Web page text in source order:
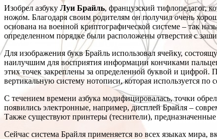
Изобрел азбуку Луи Брайль, французский тифлопедагог,
ножом. Благодаря своим родителям он получил очень
основана на военной криптографической системе – так
определенном порядке были расположены отверстия с
Для изображения букв Брайль использовал ячейку,
наилучшим для восприятия информации кончиками
этих точек закреплены за определенной буквой и цифрой.
вертикальную систему нотописи, которая используется по
С течением времени азбука модифицировалась, точки
появились электронные, например, дисплей Брайля –
Также существуют принтеры (теснители),
Сейчас система Брайля применяется во всех языках мира,